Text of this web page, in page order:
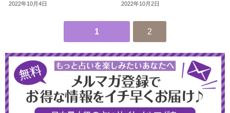
2022年10月4日 2022年10月2日
1 2